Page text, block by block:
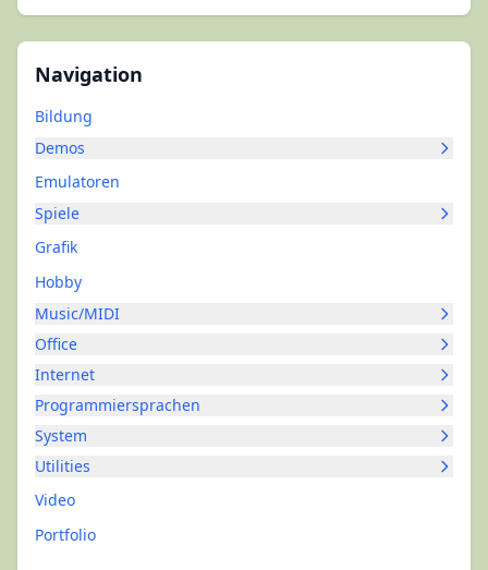
Navigation
Bildung
Demos
Emulatoren
Spiele
Grafik
Hobby
Music/MIDI
Office
Internet
Programmiersprachen
System
Utilities
Video
Portfolio